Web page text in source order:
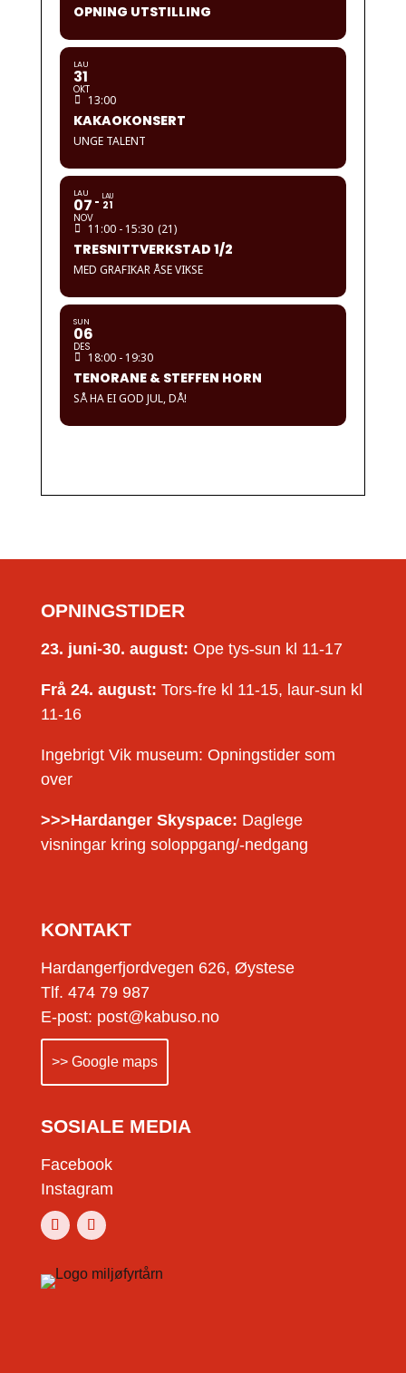
OPNING UTSTILLING
LAU
31
OKT
13:00
KAKAOKONSERT
UNGE TALENT
LAU
07
NOV
LAU
21
11:00 - 15:30 (21)
TRESNITTVERKSTAD 1/2
MED GRAFIKAR ÅSE VIKSE
SUN
06
DES
18:00 - 19:30
TENORANE & STEFFEN HORN
SÅ HA EI GOD JUL, DÅ!
OPNINGSTIDER
23. juni-30. august: Ope tys-sun kl 11-17
Frå 24. august: Tors-fre kl 11-15, laur-sun kl
11-16
Ingebrigt Vik museum: Opningstider som
over
>>>Hardanger Skyspace: Daglege
visningar kring soloppgang/-nedgang
KONTAKT
Hardangerfjordvegen 626, Øystese
Tlf. 474 79 987
E-post: post@kabuso.no
>> Google maps
SOSIALE MEDIA
Facebook
Instagram